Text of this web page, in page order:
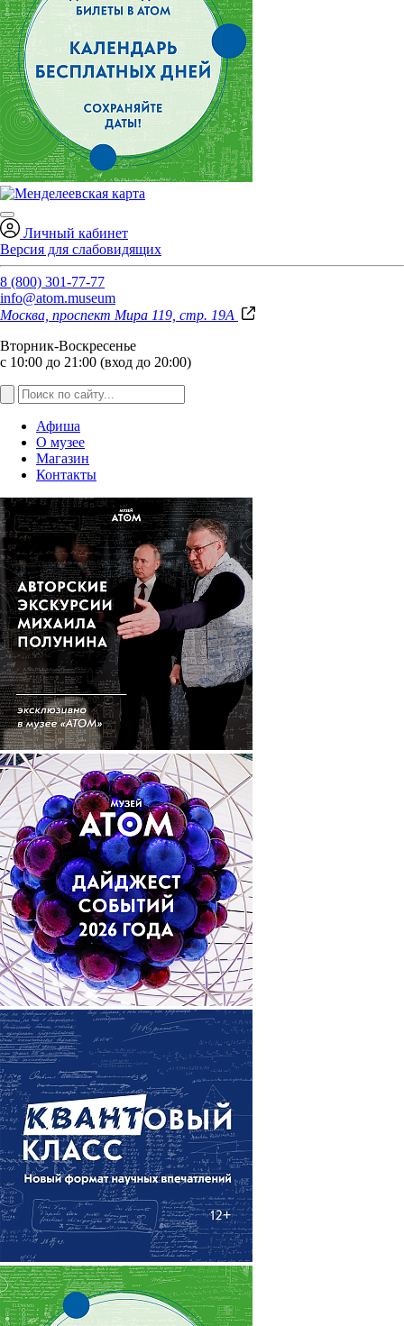
Личный кабинет
Версия для слабовидящих
8 (800) 301-77-77
info@atom.museum
Москва, проспект Мира 119, стр. 19А
Вторник-Воскресенье
с 10:00 до 21:00 (вход до 20:00)
Афиша
О музее
Магазин
Контакты